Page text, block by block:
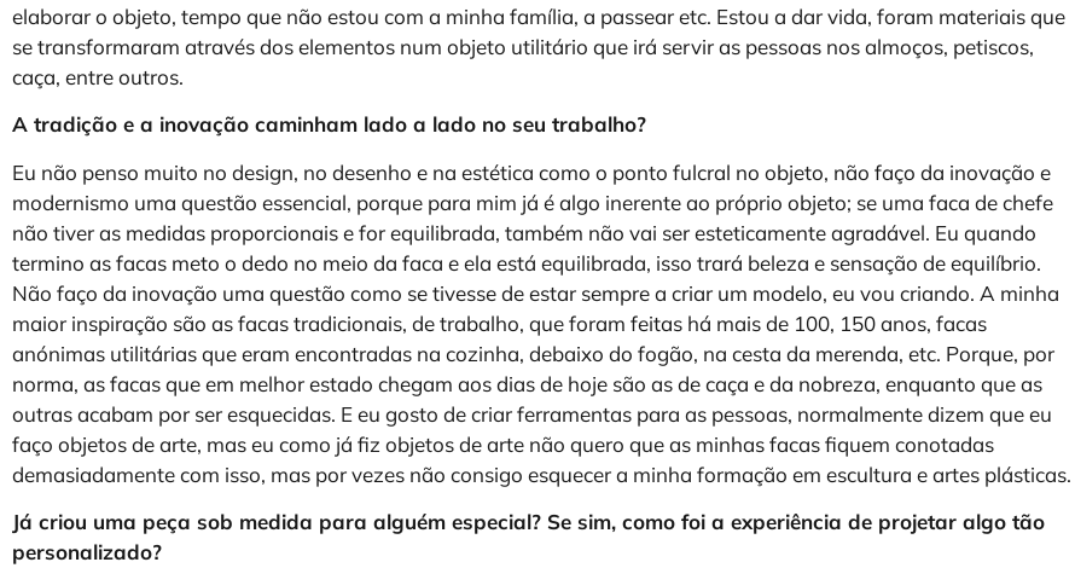
elaborar o objeto, tempo que não estou com a minha família, a passear etc. Estou a dar vida, foram materiais que
se transformaram através dos elementos num objeto utilitário que irá servir as pessoas nos almoços, petiscos,
caça, entre outros.
A tradição e a inovação caminham lado a lado no seu trabalho?
Eu não penso muito no design, no desenho e na estética como o ponto fulcral no objeto, não faço da inovação e
modernismo uma questão essencial, porque para mim já é algo inerente ao próprio objeto; se uma faca de chefe
não tiver as medidas proporcionais e for equilibrada, também não vai ser esteticamente agradável. Eu quando
termino as facas meto o dedo no meio da faca e ela está equilibrada, isso trará beleza e sensação de equilíbrio.
Não faço da inovação uma questão como se tivesse de estar sempre a criar um modelo, eu vou criando. A minha
maior inspiração são as facas tradicionais, de trabalho, que foram feitas há mais de 100, 150 anos, facas
anónimas utilitárias que eram encontradas na cozinha, debaixo do fogão, na cesta da merenda, etc. Porque, por
norma, as facas que em melhor estado chegam aos dias de hoje são as de caça e da nobreza, enquanto que as
outras acabam por ser esquecidas. E eu gosto de criar ferramentas para as pessoas, normalmente dizem que eu
faço objetos de arte, mas eu como já fiz objetos de arte não quero que as minhas facas fiquem conotadas
demasiadamente com isso, mas por vezes não consigo esquecer a minha formação em escultura e artes plásticas.
Já criou uma peça sob medida para alguém especial? Se sim, como foi a experiência de projetar algo tão
personalizado?